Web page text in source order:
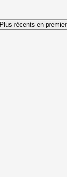
Plus récents en premier